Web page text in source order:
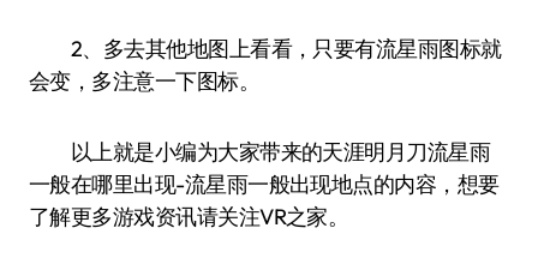
2、多去其他地图上看看，只要有流星雨图标就
会变，多注意一下图标。
以上就是小编为大家带来的天涯明月刀流星雨
一般在哪里出现-流星雨一般出现地点的内容，想要
了解更多游戏资讯请关注VR之家。